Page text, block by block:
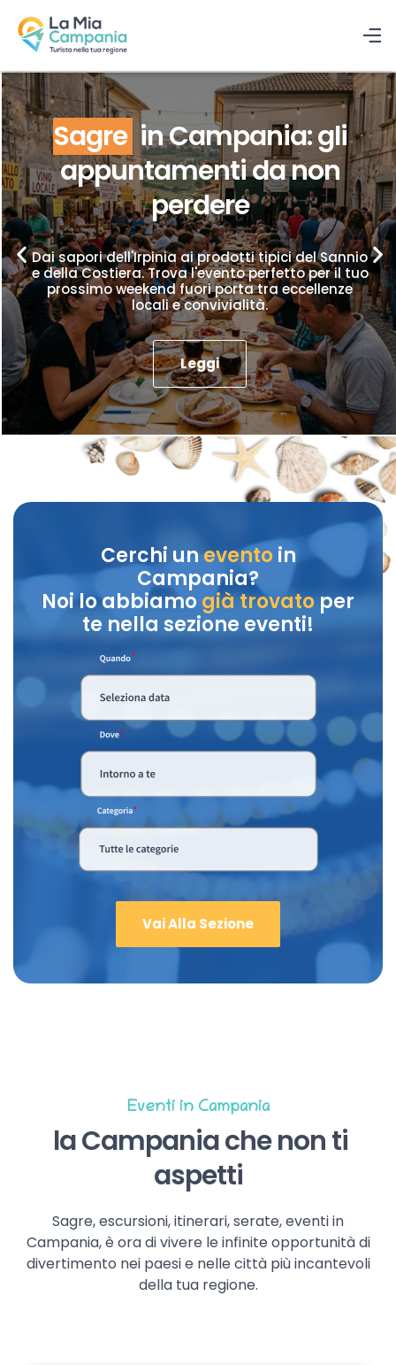
Sagre in Campania: gli
appuntamenti da non
perdere
Dai sapori dell'Irpinia ai prodotti tipici del Sannio
e della Costiera. Trova l'evento perfetto per il tuo
prossimo weekend fuori porta tra eccellenze
locali e convivialità.
Leggi
Cerchi unevento in
Campania?
Noi lo abbiamo già trovatoper
te nella sezione eventi!
Vai Alla Sezione
Eventi in Campania
la Campania che non ti
aspetti
Sagre, escursioni, itinerari, serate, eventi in
Campania, è ora di vivere le infinite opportunità di
divertimento nei paesi e nelle città più incantevoli
della tua regione.